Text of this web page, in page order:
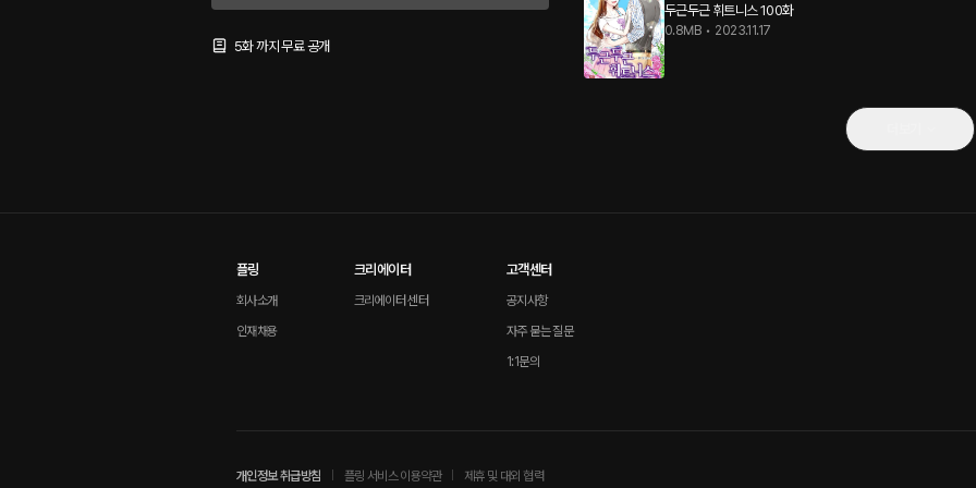
5화 까지 무료 공개
두근두근 휘트니스 100화
0.8MB • 2023.11.17
플링
회사소개
인재채용
크리에이터
크리에이터 센터
고객센터
공지사항
자주 묻는 질문
1:1문의
개인정보 취급방침 플링 서비스 이용약관 제휴 및 대외 협력